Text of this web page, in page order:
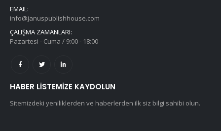
EMAIL:
info@januspublishhouse.com
ÇALIŞMA ZAMANLARI:
Pazartesi - Cuma / 9:00 - 18:00
HABER LISTEMIZE KAYDOLUN
Sitemizdeki yeniliklerden ve haberlerden ilk siz bilgi sahibi olun.